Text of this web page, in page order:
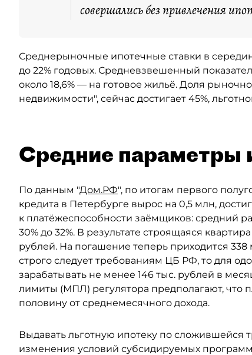
совершались без привлечения
Среднерыночные ипотечные ставки в
до 22% годовых. Средневзвешенный
около 18,6% — на готовое жильё. Доля
недвижимости", сейчас достигает 45%,
Средние параметры
По данным "Дом.РФ", по итогам первого
кредита в Петербурге вырос на 0,5 млн,
к платёжеспособности заёмщиков: средний
30% до 32%. В результате строящаяся
рублей. На погашение теперь приходится
строго следует требованиям ЦБ РФ, то для
зарабатывать не менее 146 тыс. рублей в
лимиты (МПЛ) регулятора предполагают, что
половину от среднемесячного дохода.
Выдавать льготную ипотеку по сложившейся
изменения условий субсидируемых